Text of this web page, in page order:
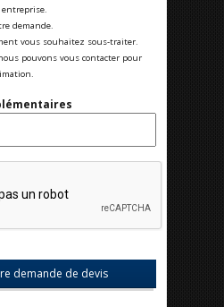
entreprise.
demande.
vous souhaitez sous-traiter.
pouvons vous contacter pour